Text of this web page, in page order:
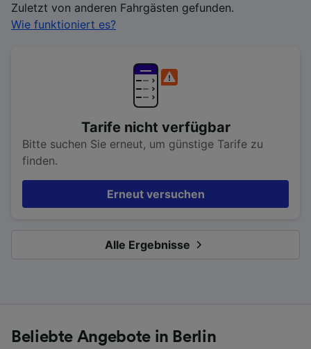
Zuletzt von anderen Fahrgästen gefunden.
Wie funktioniert es?
Tarife nicht verfügbar
Bitte suchen Sie erneut, um günstige Tarife zu
finden.
Erneut versuchen
Alle Ergebnisse
Beliebte Angebote in Berlin